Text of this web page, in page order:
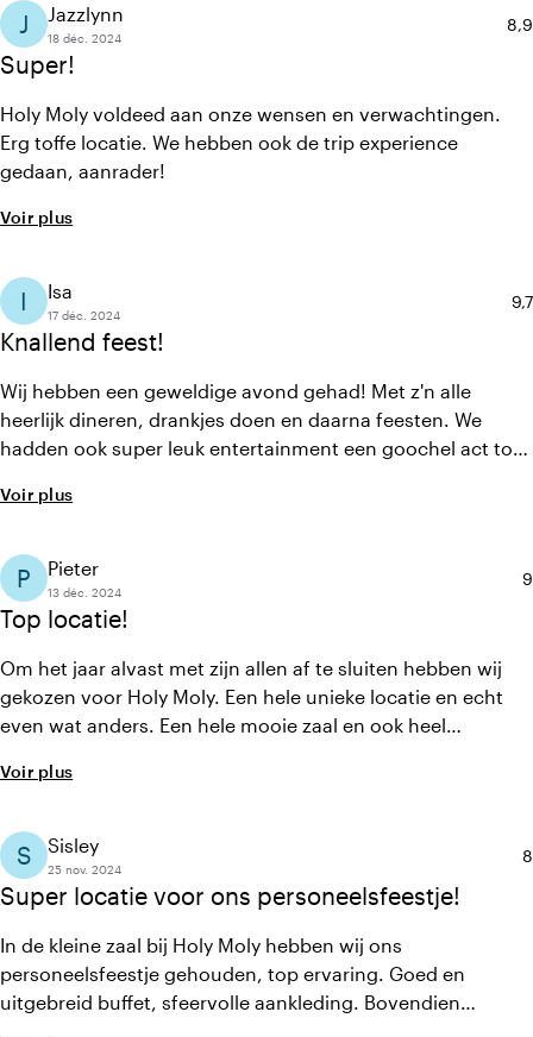
Super!
J Jazzlynn
18 déc. 2024
8,9
Holy Moly voldeed aan onze wensen en verwachtingen.
Erg toffe locatie. We hebben ook de trip experience
gedaan, aanrader!
Voir plus
Knallend feest!
I Isa
17 déc. 2024
9,7
Wij hebben een geweldige avond gehad! Met z'n alle
heerlijk dineren, drankjes doen en daarna feesten. We
hadden ook super leuk entertainment een goochel act tot
nooit te vergeten.
Voir plus
Top locatie!
P Pieter
13 déc. 2024
9
Om het jaar alvast met zijn allen af te sluiten hebben wij
gekozen voor Holy Moly. Een hele unieke locatie en echt
even wat anders. Een hele mooie zaal en ook heel
Voir plus
Super locatie voor ons personeelsfeestje!
S Sisley
25 nov. 2024
8
In de kleine zaal bij Holy Moly hebben wij ons
personeelsfeestje gehouden, top ervaring. Goed en
uitgebreid buffet, sfeervolle aankleding. Bovendien